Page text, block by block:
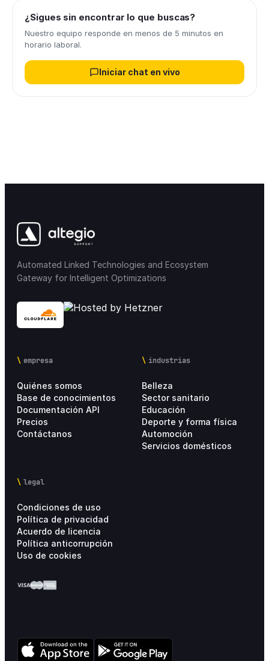
¿Sigues sin encontrar lo que buscas?
Nuestro equipo responde en menos de 5 minutos en
horario laboral.
Iniciar chat en vivo
Automated Linked Technologies and Ecosystem
Gateway for Intelligent Optimizations
empresa
Quiénes somos
Base de conocimientos
Documentación API
Precios
Contáctanos
industrias
Belleza
Sector sanitario
Educación
Deporte y forma física
Automoción
Servicios domésticos
legal
Condiciones de uso
Política de privacidad
Acuerdo de licencia
Política anticorrupción
Uso de cookies